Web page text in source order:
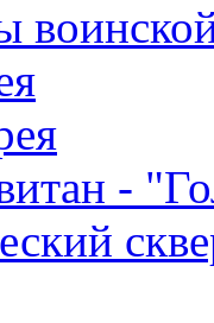
-